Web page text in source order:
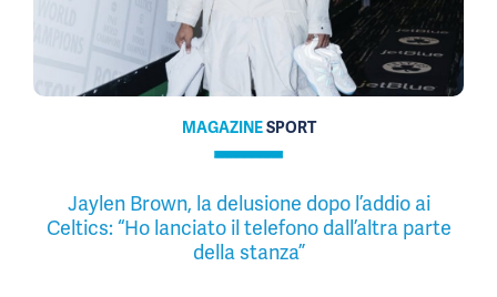
MAGAZINESPORT
Jaylen Brown, la delusione dopo l’addio ai
Celtics: “Ho lanciato il telefono dall’altra parte
della stanza”